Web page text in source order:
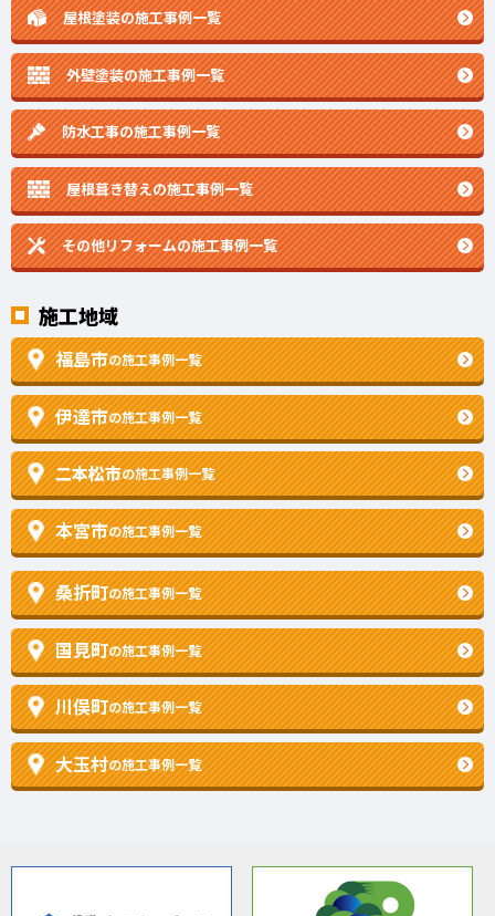
屋根塗装の施工事例一覧
外壁塗装の施工事例一覧
防水工事の施工事例一覧
屋根葺き替えの施工事例一覧
その他リフォームの施工事例一覧
施工地域
福島市の施工事例一覧
伊達市の施工事例一覧
二本松市の施工事例一覧
本宮市の施工事例一覧
桑折町の施工事例一覧
国見町の施工事例一覧
川俣町の施工事例一覧
大玉村の施工事例一覧